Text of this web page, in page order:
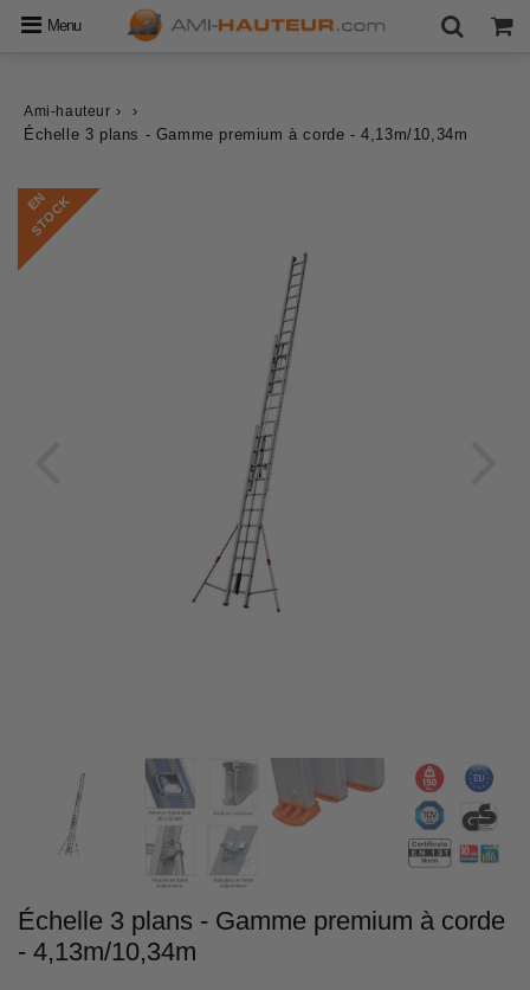
Menu
Ami-hauteur ›
›
Échelle 3 plans - Gamme premium à corde - 4,13m/10,34m
E
N
S
T
O
C
K
Échelle 3 plans - Gamme premium à corde
- 4,13m/10,34m